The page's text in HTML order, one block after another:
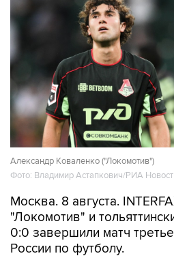
Александр Коваленко ("Локомотив")
Фото: Владимир Астапкович/РИА
Москва. 8 августа.
"Локомотив" и
0:0 завершили матч
России по футболу.